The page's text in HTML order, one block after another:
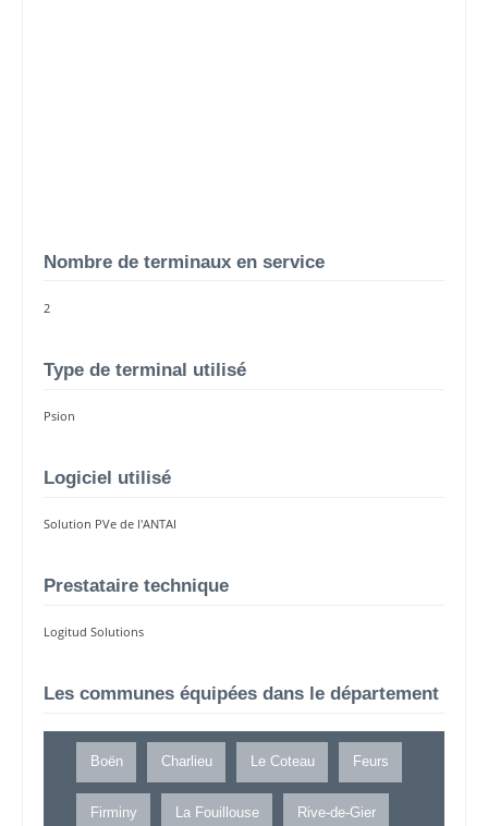
Nombre de terminaux en service
2
Type de terminal utilisé
Psion
Logiciel utilisé
Solution PVe de l'ANTAI
Prestataire technique
Logitud Solutions
Les communes équipées dans le département
Boën Charlieu Le Coteau Feurs
Firminy La Fouillouse Rive-de-Gier